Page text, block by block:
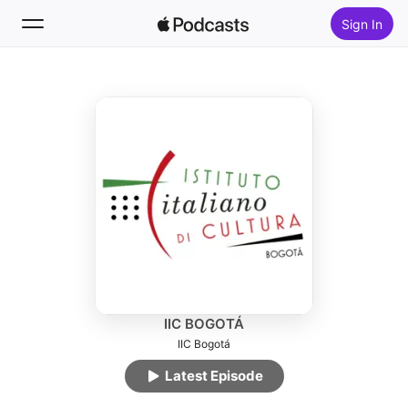
Sign In
Top Charts
IIC BOGOTÁ
IIC Bogotá
Latest Episode